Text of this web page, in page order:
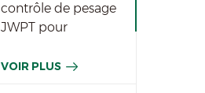
contrôle de pesage
JWPT pour
VOIR PLUS